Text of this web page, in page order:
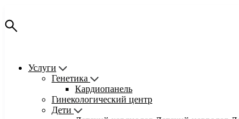
Услуги
Генетика
Кардиопанель
Гинекологический центр
Дети